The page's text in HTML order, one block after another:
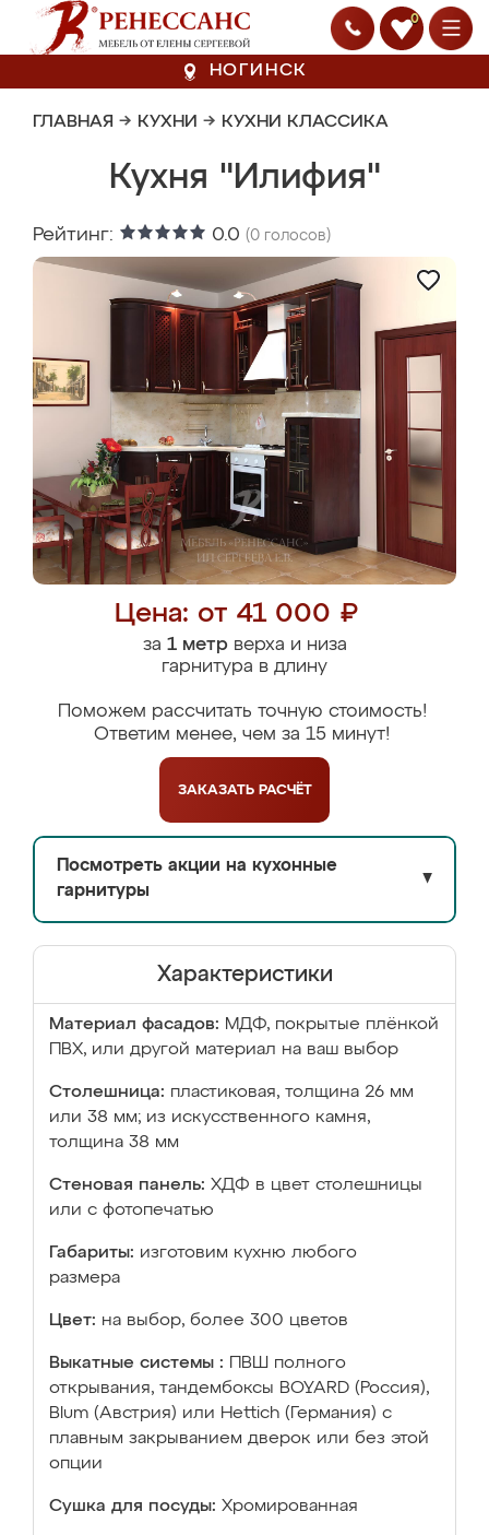
0
НОГИНСК
ГЛАВНАЯ → КУХНИ → КУХНИ КЛАССИКА
Кухня "Илифия"
Рейтинг: 0.0 (0 голосов)
Цена: от 41 000 ₽
за 1 метрверха и низа
гарнитура в длину
Поможем рассчитать точную стоимость!
Ответим менее, чем за 15 минут!
ЗАКАЗАТЬ РАСЧЁТ
Посмотреть акции на кухонные
гарнитуры
▼
Характеристики
Материал фасадов: МДФ, покрытые плёнкой
ПВХ, или другой материал на ваш выбор
Столешница: пластиковая, толщина 26 мм
или 38 мм; из искусственного камня,
толщина 38 мм
Стеновая панель: ХДФ в цвет столешницы
или с фотопечатью
Габариты: изготовим кухню любого
размера
Цвет: на выбор, более 300 цветов
Выкатные системы :
ПВШ полного
открывания, тандембоксы BOYARD (Россия),
Blum (Австрия) или Hettich (Германия) с
плавным закрыванием дверок или без этой
опции
Сушка для посуды: Хромированная